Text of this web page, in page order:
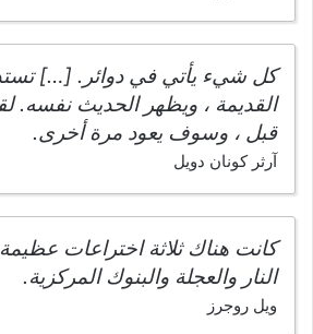
كل شيء يأتي في دوائر. […]
القديمة ، ويظهر الحديث نفسه.
قبل ، وسوف يعود مرة أخرى.
آرثر كونان دويل
كانت هناك ثلاثة اختراعات
النار والعجلة والبنوك المركزية.
ويل روجرز